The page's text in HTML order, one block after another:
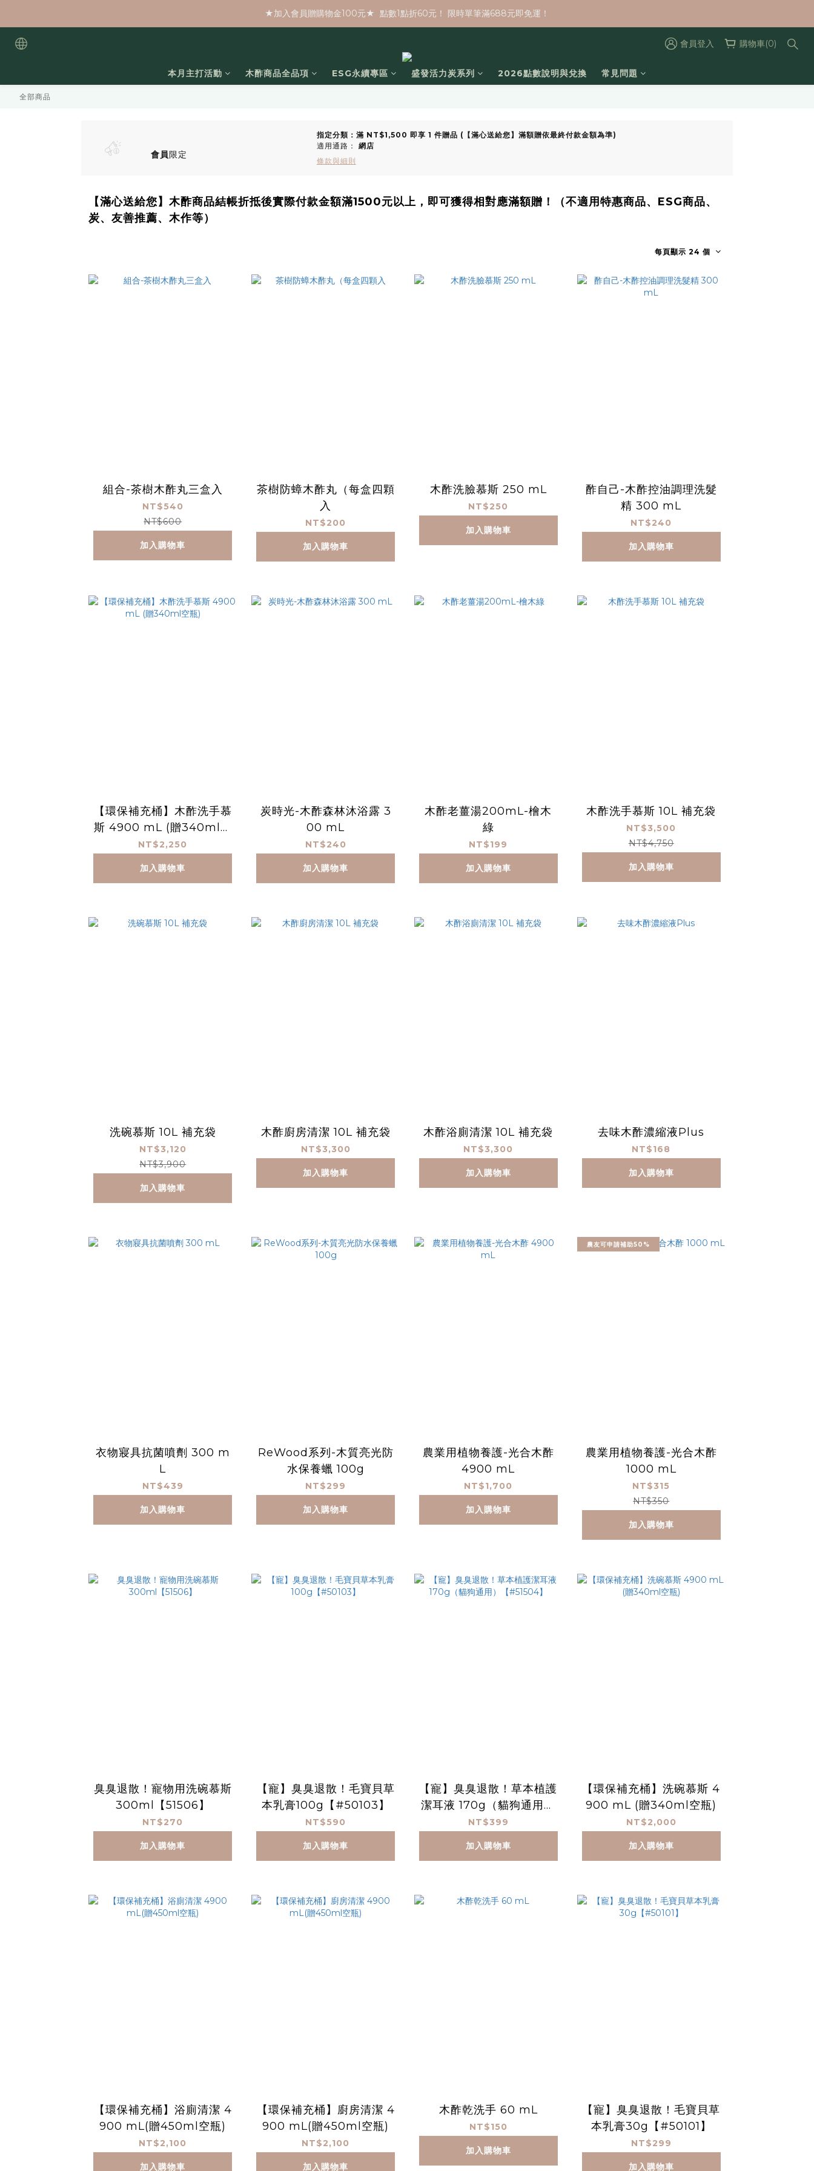
★加入會員贈購物金100元★  點數1點折60元！ 限時單筆滿688元即免運！
會員登入 購物車(0)
本月主打活動 木酢商品全品項 ESG永續專區 盛發活力炭系列 2026點數說明與兌換 常見問題
全部商品
會員限定
指定分類：滿 NT$1,500 即享 1 件贈品 (【滿心送給您】滿額贈依最終付款金額為準)
適用通路： 網店
條款與細則
【滿心送給您】木酢商品結帳折抵後實際付款金額滿1500元以上，即可獲得相對應滿額贈！（不適用特惠商品、ESG商品、
炭、友善推薦、木作等）
每頁顯示 24 個
組合-茶樹木酢丸三盒入
NT$540
NT$600
加入購物車
茶樹防蟑木酢丸（每盒四顆
入
NT$200
加入購物車
木酢洗臉慕斯 250 mL
NT$250
加入購物車
酢自己-木酢控油調理洗髮
精 300 mL
NT$240
加入購物車
【環保補充桶】木酢洗手慕
斯 4900 mL (贈340ml空
瓶)
NT$2,250
加入購物車
炭時光-木酢森林沐浴露 3
00 mL
NT$240
加入購物車
木酢老薑湯200mL-檜木
綠
NT$199
加入購物車
木酢洗手慕斯 10L 補充袋
NT$3,500
NT$4,750
加入購物車
洗碗慕斯 10L 補充袋
NT$3,120
NT$3,900
加入購物車
木酢廚房清潔 10L 補充袋
NT$3,300
加入購物車
木酢浴廁清潔 10L 補充袋
NT$3,300
加入購物車
去味木酢濃縮液Plus
NT$168
加入購物車
衣物寢具抗菌噴劑 300 m
L
NT$439
加入購物車
ReWood系列-木質亮光防
水保養蠟 100g
NT$299
加入購物車
農業用植物養護-光合木酢
4900 mL
NT$1,700
加入購物車
農友可申請補助50%
農業用植物養護-光合木酢
1000 mL
NT$315
NT$350
加入購物車
臭臭退散！寵物用洗碗慕斯
300ml【51506】
NT$270
加入購物車
【寵】臭臭退散！毛寶貝草
本乳膏100g【#50103】
NT$590
加入購物車
【寵】臭臭退散！草本植護
潔耳液 170g（貓狗通用）
【#51504】
NT$399
加入購物車
【環保補充桶】洗碗慕斯 4
900 mL (贈340ml空瓶)
NT$2,000
加入購物車
【環保補充桶】浴廁清潔 4
900 mL(贈450ml空瓶)
NT$2,100
加入購物車
【環保補充桶】廚房清潔 4
900 mL(贈450ml空瓶)
NT$2,100
加入購物車
木酢乾洗手 60 mL
NT$150
加入購物車
【寵】臭臭退散！毛寶貝草
本乳膏30g【#50101】
NT$299
加入購物車